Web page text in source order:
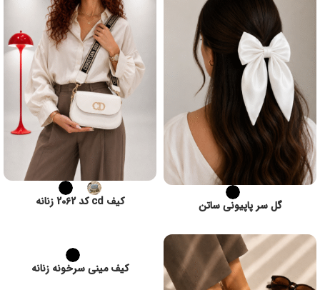
گل سر پاپیونی ساتن کیف cd کد 2062 زنانه
کیف مینی سرخونه زنانه